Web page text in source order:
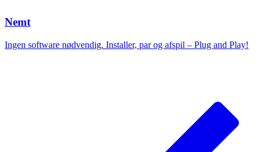
Nemt
Ingen software nødvendig. Installer, par og afspil – Plug and Play!